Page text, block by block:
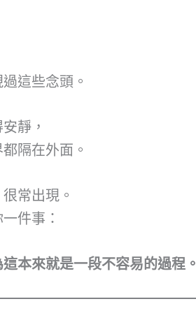
這些念頭。
靜，
隔在外面。
常出現。
件事：
本來就是一段不容易的過程。